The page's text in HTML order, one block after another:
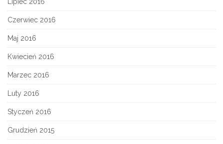
Lipiec 2016
Czerwiec 2016
Maj 2016
Kwiecień 2016
Marzec 2016
Luty 2016
Styczeń 2016
Grudzień 2015